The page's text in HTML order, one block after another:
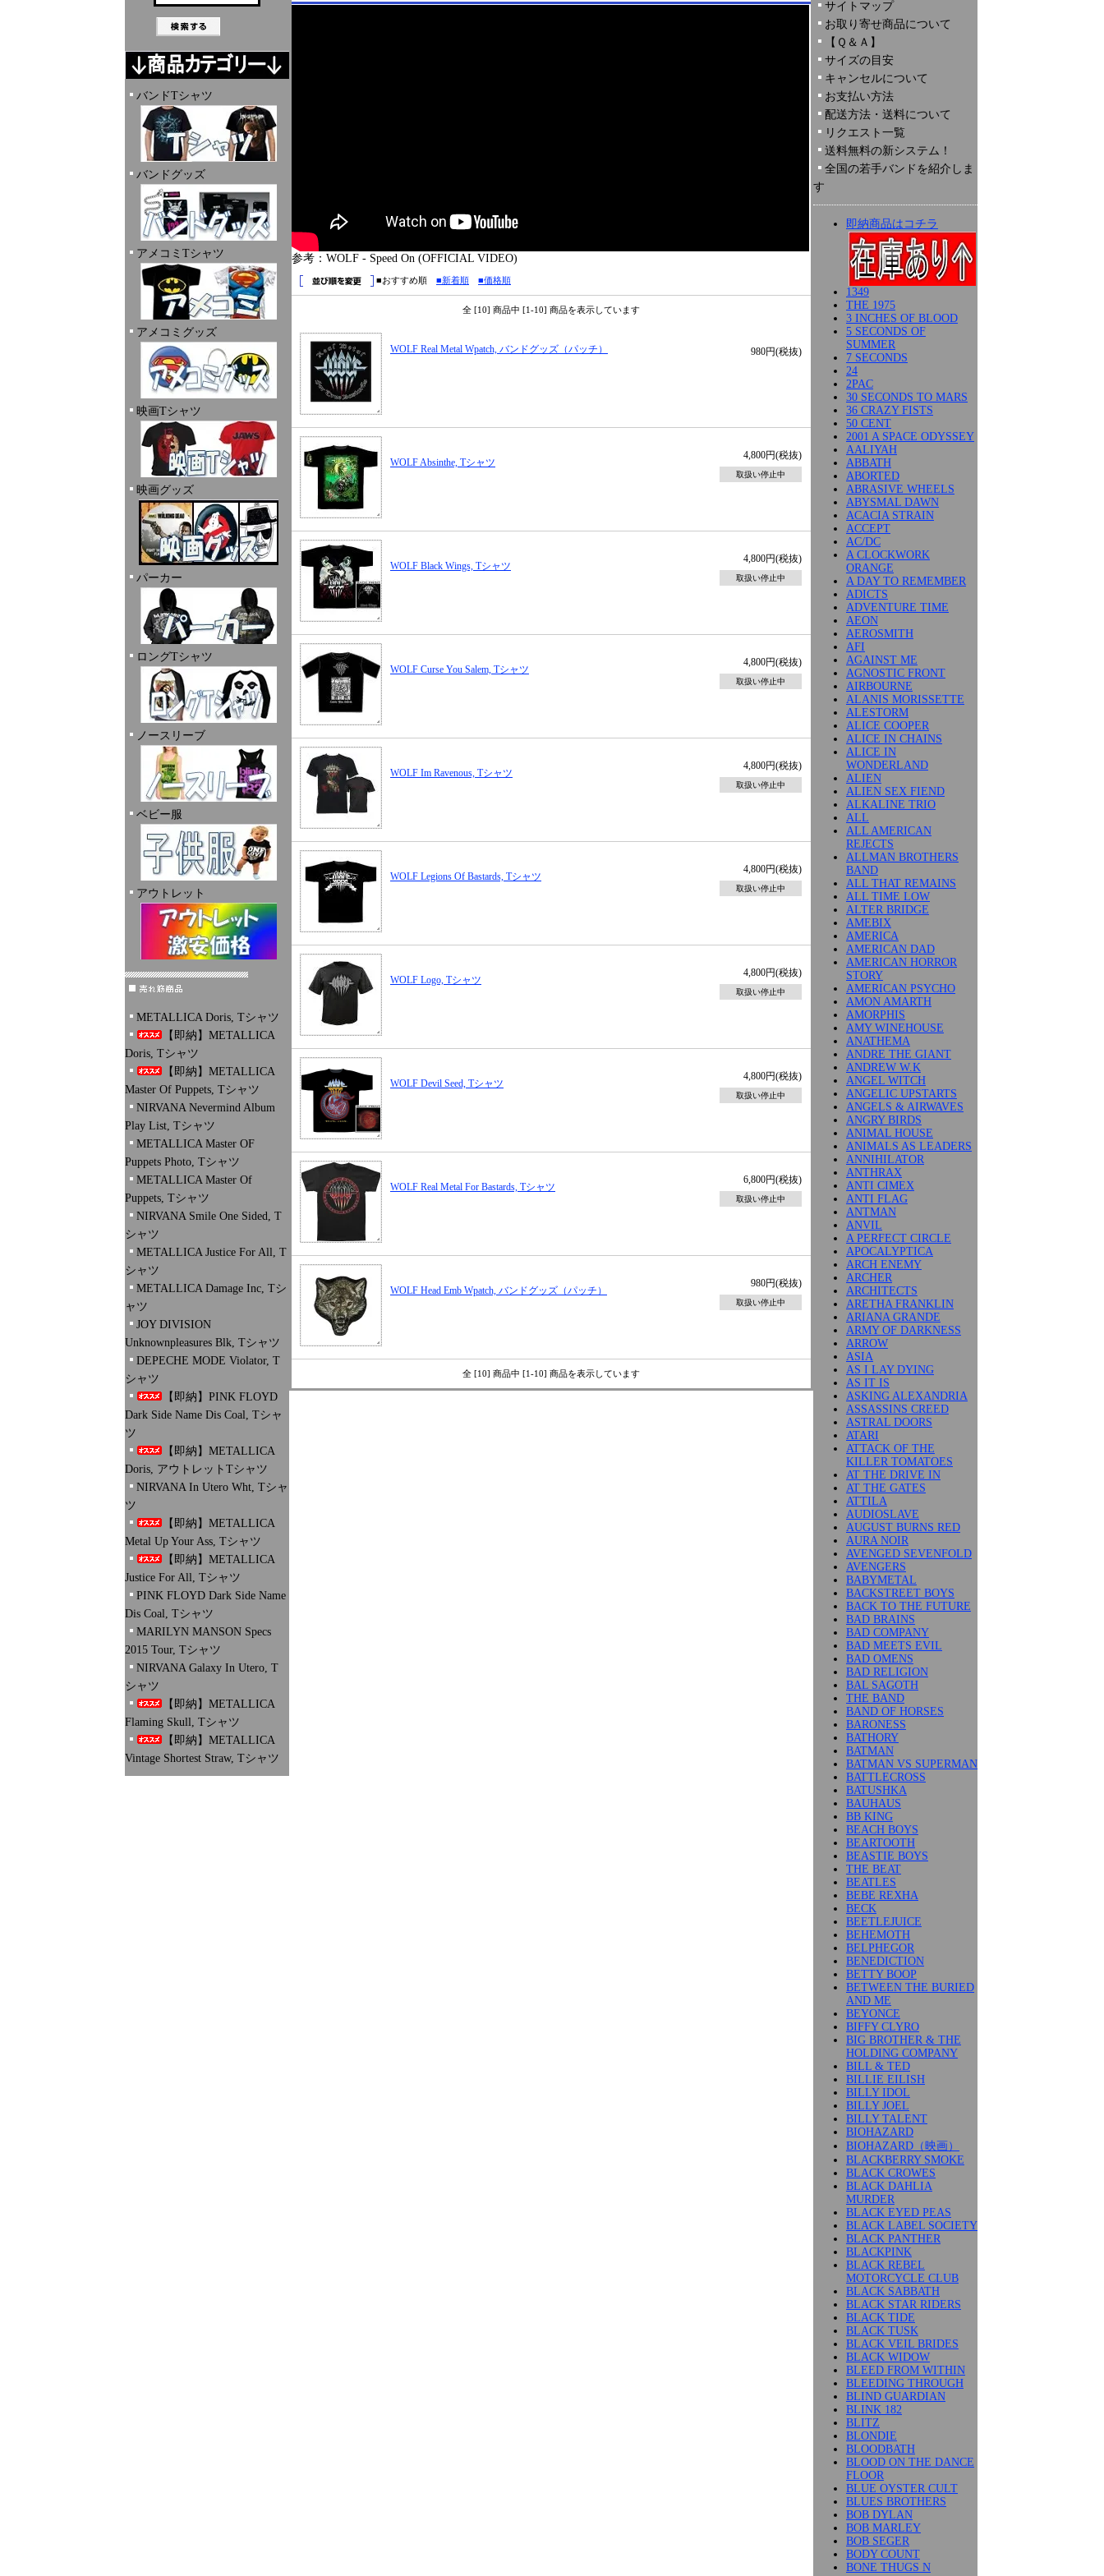
バンドTシャツ
バンドグッズ
アメコミTシャツ
アメコミグッズ
映画Tシャツ
映画グッズ
パーカー
ロングTシャツ
ノースリーブ
ベビー服
アウトレット
METALLICA Doris, Tシャツ
【即納】METALLICA
Doris, Tシャツ
【即納】METALLICA
Master Of Puppets, Tシャツ
NIRVANA Nevermind Album
Play List, Tシャツ
METALLICA Master OF
Puppets Photo, Tシャツ
METALLICA Master Of
Puppets, Tシャツ
NIRVANA Smile One Sided, T
シャツ
METALLICA Justice For All, T
シャツ
METALLICA Damage Inc, Tシ
ャツ
JOY DIVISION
Unknownpleasures Blk, Tシャツ
DEPECHE MODE Violator, T
シャツ
【即納】PINK FLOYD
Dark Side Name Dis Coal, Tシャ
ツ
【即納】METALLICA
Doris, アウトレットTシャツ
NIRVANA In Utero Wht, Tシャ
ツ
【即納】METALLICA
Metal Up Your Ass, Tシャツ
【即納】METALLICA
Justice For All, Tシャツ
PINK FLOYD Dark Side Name
Dis Coal, Tシャツ
MARILYN MANSON Specs
2015 Tour, Tシャツ
NIRVANA Galaxy In Utero, T
シャツ
【即納】METALLICA
Flaming Skull, Tシャツ
【即納】METALLICA
Vintage Shortest Straw, Tシャツ
参考：WOLF - Speed On (OFFICIAL VIDEO)
■おすすめ順 ■新着順 ■価格順
全 [10] 商品中 [1-10] 商品を表示しています
WOLF Real Metal Wpatch, バンドグッズ（パッチ） 980円(税抜)
WOLF Absinthe, Tシャツ
4,800円(税抜)
取扱い停止中
WOLF Black Wings, Tシャツ
4,800円(税抜)
取扱い停止中
WOLF Curse You Salem, Tシャツ
4,800円(税抜)
取扱い停止中
WOLF Im Ravenous, Tシャツ
4,800円(税抜)
取扱い停止中
WOLF Legions Of Bastards, Tシャツ
4,800円(税抜)
取扱い停止中
WOLF Logo, Tシャツ
4,800円(税抜)
取扱い停止中
WOLF Devil Seed, Tシャツ
4,800円(税抜)
取扱い停止中
WOLF Real Metal For Bastards, Tシャツ
6,800円(税抜)
取扱い停止中
WOLF Head Emb Wpatch, バンドグッズ（パッチ）
980円(税抜)
取扱い停止中
全 [10] 商品中 [1-10] 商品を表示しています
サイトマップ
お取り寄せ商品について
【Ｑ＆Ａ】
サイズの目安
キャンセルについて
お支払い方法
配送方法・送料について
リクエスト一覧
送料無料の新システム！
全国の若手バンドを紹介しま
す
即納商品はコチラ
1349
THE 1975
3 INCHES OF BLOOD
5 SECONDS OF
SUMMER
7 SECONDS
24
2PAC
30 SECONDS TO MARS
36 CRAZY FISTS
50 CENT
2001 A SPACE ODYSSEY
AALIYAH
ABBATH
ABORTED
ABRASIVE WHEELS
ABYSMAL DAWN
ACACIA STRAIN
ACCEPT
AC/DC
A CLOCKWORK
ORANGE
A DAY TO REMEMBER
ADICTS
ADVENTURE TIME
AEON
AEROSMITH
AFI
AGAINST ME
AGNOSTIC FRONT
AIRBOURNE
ALANIS MORISSETTE
ALESTORM
ALICE COOPER
ALICE IN CHAINS
ALICE IN
WONDERLAND
ALIEN
ALIEN SEX FIEND
ALKALINE TRIO
ALL
ALL AMERICAN
REJECTS
ALLMAN BROTHERS
BAND
ALL THAT REMAINS
ALL TIME LOW
ALTER BRIDGE
AMEBIX
AMERICA
AMERICAN DAD
AMERICAN HORROR
STORY
AMERICAN PSYCHO
AMON AMARTH
AMORPHIS
AMY WINEHOUSE
ANATHEMA
ANDRE THE GIANT
ANDREW W.K
ANGEL WITCH
ANGELIC UPSTARTS
ANGELS & AIRWAVES
ANGRY BIRDS
ANIMAL HOUSE
ANIMALS AS LEADERS
ANNIHILATOR
ANTHRAX
ANTI CIMEX
ANTI FLAG
ANTMAN
ANVIL
A PERFECT CIRCLE
APOCALYPTICA
ARCH ENEMY
ARCHER
ARCHITECTS
ARETHA FRANKLIN
ARIANA GRANDE
ARMY OF DARKNESS
ARROW
ASIA
AS I LAY DYING
AS IT IS
ASKING ALEXANDRIA
ASSASSINS CREED
ASTRAL DOORS
ATARI
ATTACK OF THE
KILLER TOMATOES
AT THE DRIVE IN
AT THE GATES
ATTILA
AUDIOSLAVE
AUGUST BURNS RED
AURA NOIR
AVENGED SEVENFOLD
AVENGERS
BABYMETAL
BACKSTREET BOYS
BACK TO THE FUTURE
BAD BRAINS
BAD COMPANY
BAD MEETS EVIL
BAD OMENS
BAD RELIGION
BAL SAGOTH
THE BAND
BAND OF HORSES
BARONESS
BATHORY
BATMAN
BATMAN VS SUPERMAN
BATTLECROSS
BATUSHKA
BAUHAUS
BB KING
BEACH BOYS
BEARTOOTH
BEASTIE BOYS
THE BEAT
BEATLES
BEBE REXHA
BECK
BEETLEJUICE
BEHEMOTH
BELPHEGOR
BENEDICTION
BETTY BOOP
BETWEEN THE BURIED
AND ME
BEYONCE
BIFFY CLYRO
BIG BROTHER & THE
HOLDING COMPANY
BILL & TED
BILLIE EILISH
BILLY IDOL
BILLY JOEL
BILLY TALENT
BIOHAZARD
BIOHAZARD（映画）
BLACKBERRY SMOKE
BLACK CROWES
BLACK DAHLIA
MURDER
BLACK EYED PEAS
BLACK LABEL SOCIETY
BLACK PANTHER
BLACKPINK
BLACK REBEL
MOTORCYCLE CLUB
BLACK SABBATH
BLACK STAR RIDERS
BLACK TIDE
BLACK TUSK
BLACK VEIL BRIDES
BLACK WIDOW
BLEED FROM WITHIN
BLEEDING THROUGH
BLIND GUARDIAN
BLINK 182
BLITZ
BLONDIE
BLOODBATH
BLOOD ON THE DANCE
FLOOR
BLUE OYSTER CULT
BLUES BROTHERS
BOB DYLAN
BOB MARLEY
BOB SEGER
BODY COUNT
BONE THUGS N